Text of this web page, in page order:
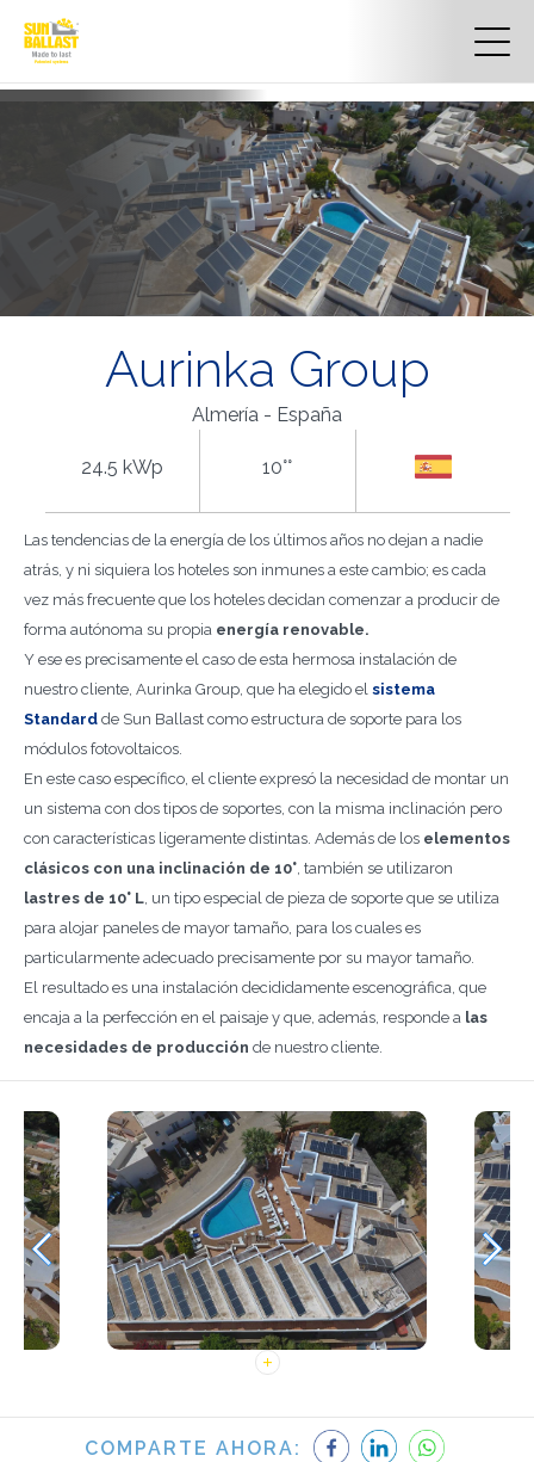
Aurinka Group
Almería - España
24.5 kWp 10°°
Las tendencias de la energía de los últimos años no dejan a nadie
atrás, y ni siquiera los hoteles son inmunes a este cambio; es cada
vez más frecuente que los hoteles decidan comenzar a producir de
forma autónoma su propia energía renovable.
Y ese es precisamente el caso de esta hermosa instalación de
nuestro cliente, Aurinka Group, que ha elegido el sistema
Standard de Sun Ballast como estructura de soporte para los
módulos fotovoltaicos.
En este caso específico, el cliente expresó la necesidad de montar un
un sistema con dos tipos de soportes, con la misma inclinación pero
con características ligeramente distintas. Además de los elementos
clásicos con una inclinación de 10°, también se utilizaron
lastres de 10° L, un tipo especial de pieza de soporte que se utiliza
para alojar paneles de mayor tamaño, para los cuales es
particularmente adecuado precisamente por su mayor tamaño.
El resultado es una instalación decididamente escenográfica, que
encaja a la perfección en el paisaje y que, además, responde a las
necesidades de producción de nuestro cliente.
COMPARTE AHORA: